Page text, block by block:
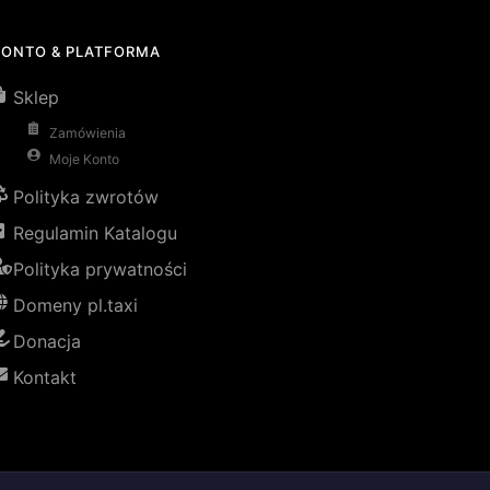
& PLATFORMA
Sklep
Zamówienia
Moje Konto
Polityka zwrotów
Regulamin Katalogu
Polityka prywatności
Domeny pl.taxi
Donacja
Kontakt